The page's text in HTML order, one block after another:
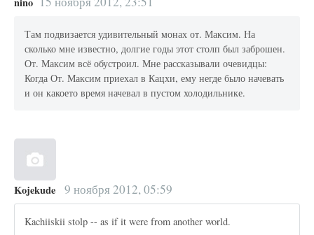
Там подвизается удивительный монах от. Максим. На
сколько мне известно, долгие годы этот столп был заброшен.
От. Максим всё обустроил. Мне рассказывали очевидцы:
Когда От. Максим приехал в Кацхи, ему негде было начевать
и он какоето время начевал в пустом холодильнике.
Kojekude 9 ноября 2012, 05:59
Kachiiskii stolp -- as if it were from another world.